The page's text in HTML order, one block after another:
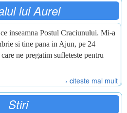
lui Aurel
inseamna Postul Craciunului. Mi-a
si tine pana in Ajun, pe 24
ne pregatim sufleteste pentru
› citeste mai mult
Stiri